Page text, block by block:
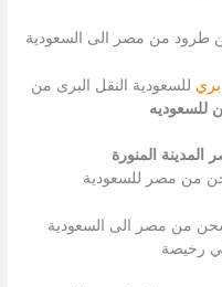
من مصر الى السعودية
للسعودية النقل البرى من
المنورة
من مصر للسعودية
من مصر الى السعودية
رخيصة